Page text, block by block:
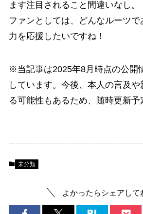
ます注目されること間違いなし。
ファンとしては、どんなルーツ
力を応援したいですね！
※当記事は2025年8月時点の公開
しています。今後、本人の言及
る可能性もあるため、随時更新予
未分類
よかったらシェアして